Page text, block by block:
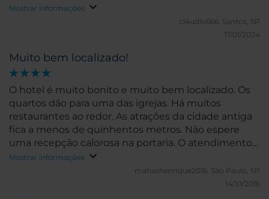
fosse trocada, mostrando inclusive as fotos para o
quarto, mas não foi feito isso em nenhum dos dias
Mostrar informações
cl4udio666. Santos, SP
17/01/2024
Muito bem localizado!
O hotel é muito bonito e muito bem localizado. Os
quartos dão para uma das igrejas. Há muitos
restaurantes ao redor. As atrações da cidade antiga
fica a menos de quinhentos metros. Não espere
uma recepção calorosa na portaria. O atendimento
é apenas razoável e burocrático.
Mostrar informações
matiashenrique2016. São Paulo, SP
14/10/2016